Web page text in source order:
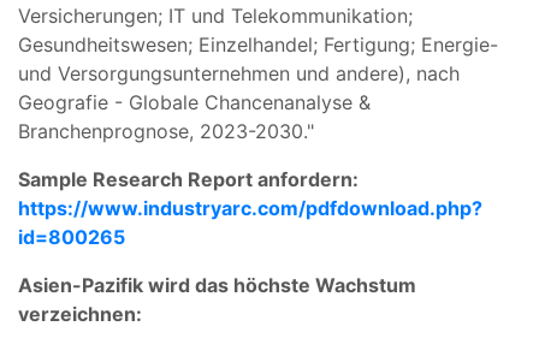
Versicherungen; IT und Telekommunikation;
Gesundheitswesen; Einzelhandel; Fertigung; Energie-
und Versorgungsunternehmen und andere), nach
Geografie - Globale Chancenanalyse &
Branchenprognose, 2023-2030."
Sample Research Report anfordern:
https://www.industryarc.com/pdfdownload.php?
id=800265
Asien-Pazifik wird das höchste Wachstum
verzeichnen: